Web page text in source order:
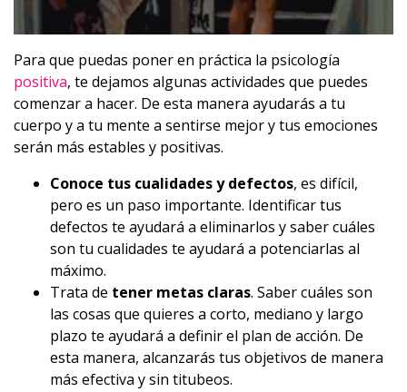
Para que puedas poner en práctica la psicología
positiva, te dejamos algunas actividades que puedes
comenzar a hacer. De esta manera ayudarás a tu
cuerpo y a tu mente a sentirse mejor y tus emociones
serán más estables y positivas.
Conoce tus cualidades y defectos, es difícil,
pero es un paso importante. Identificar tus
defectos te ayudará a eliminarlos y saber cuáles
son tu cualidades te ayudará a potenciarlas al
máximo.
Trata de tener metas claras. Saber cuáles son
las cosas que quieres a corto, mediano y largo
plazo te ayudará a definir el plan de acción. De
esta manera, alcanzarás tus objetivos de manera
más efectiva y sin titubeos.